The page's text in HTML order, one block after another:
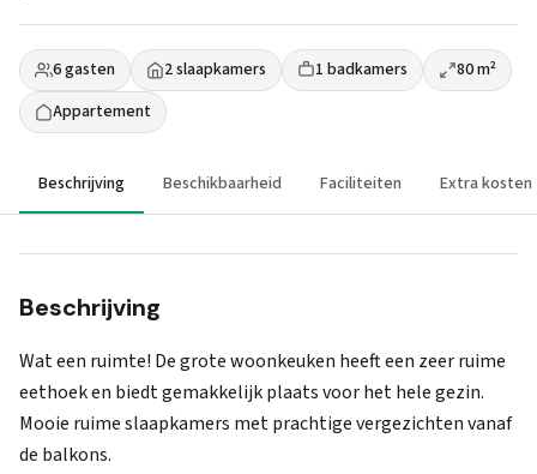
6 gasten 2 slaapkamers 1 badkamers
80 m²
Appartement
Beschrijving Beschikbaarheid Faciliteiten Extra kosten
Beschrijving
Wat een ruimte! De grote woonkeuken heeft een zeer ruime
eethoek en biedt gemakkelijk plaats voor het hele gezin.
Mooie ruime slaapkamers met prachtige vergezichten vanaf
de balkons.